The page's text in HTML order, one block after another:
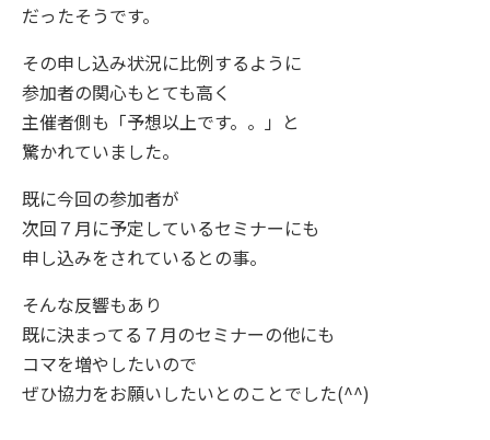
だったそうです。
その申し込み状況に比例するように
参加者の関心もとても高く
主催者側も「予想以上です。。」と
驚かれていました。
既に今回の参加者が
次回７月に予定しているセミナーにも
申し込みをされているとの事。
そんな反響もあり
既に決まってる７月のセミナーの他にも
コマを増やしたいので
ぜひ協力をお願いしたいとのことでした(^^)